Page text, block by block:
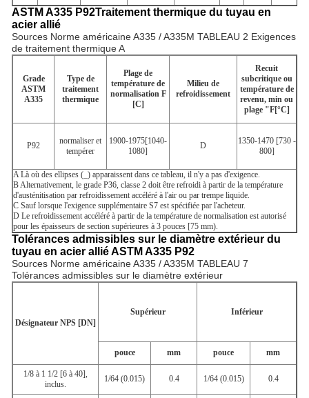
ASTM A335 P92Traitement thermique du tuyau en
acier allié
Sources Norme américaine A335 / A335M TABLEAU 2 Exigences
de traitement thermique A
Grade
ASTM
A335
Type de
traitement
thermique
Plage de
température de
normalisation F
[C]
Milieu de
refroidissement
Recuit
subcritique ou
température de
revenu, min ou
plage "F[°C]
P92
normaliser et
tempérer
1900-1975[1040-
1080]
D
1350-1470 [730 -
800]
A Là où des ellipses (_) apparaissent dans ce tableau, il n'y a pas d'exigence.
BAlternativement, le grade P36, classe 2 doit être refroidi à partir de la température
d'austénitisation par refroidissement accéléré à l'air ou par trempe liquide.
C Sauf lorsque l'exigence supplémentaire S7 est spécifiée par l'acheteur.
D Le refroidissement accéléré à partir de la température de normalisation est autorisé
pour les épaisseurs de section supérieures à 3 pouces [75 mm).
Tolérances admissibles sur le diamètre extérieur du
tuyau en acier allié ASTM A335 P92
Sources Norme américaine A335 / A335M TABLEAU 7
Tolérances admissibles sur le diamètre extérieur
Désignateur NPS [DN]
Supérieur Inférieur
pouce mm pouce mm
1/8 à 1 1/2 [6 à 40],
inclus.
1/64 (0.015) 0.4 1/64 (0.015) 0.4